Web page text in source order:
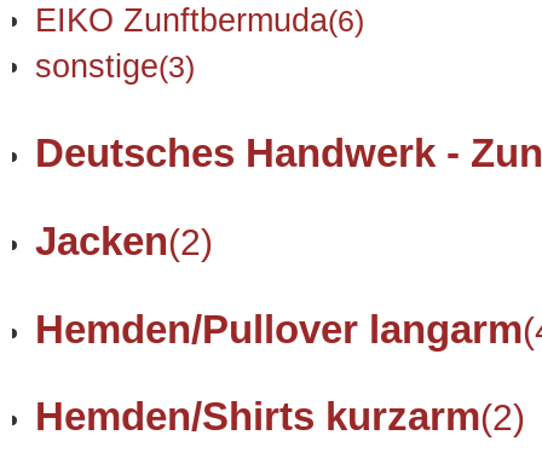
EIKO Zunftbermuda(6)
sonstige(3)
Deutsches Handwerk -
Jacken(2)
Hemden/Pullover langarm
Hemden/Shirts kurzarm(2)